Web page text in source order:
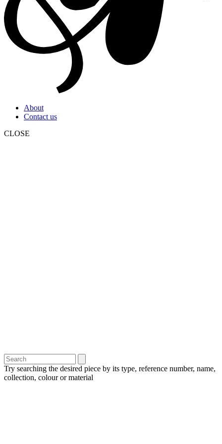
About
Contact us
CLOSE
Try searching the desired piece by its type, reference number, name,
collection, colour or material